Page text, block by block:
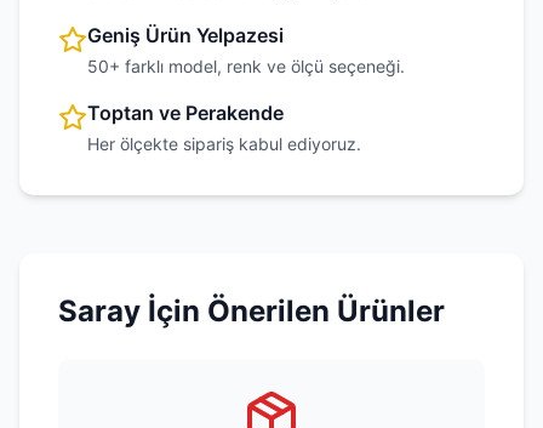
Geniş Ürün Yelpazesi
50+ farklı model, renk ve ölçü seçeneği.
Toptan ve Perakende
Her ölçekte sipariş kabul ediyoruz.
Saray İçin Önerilen Ürünler